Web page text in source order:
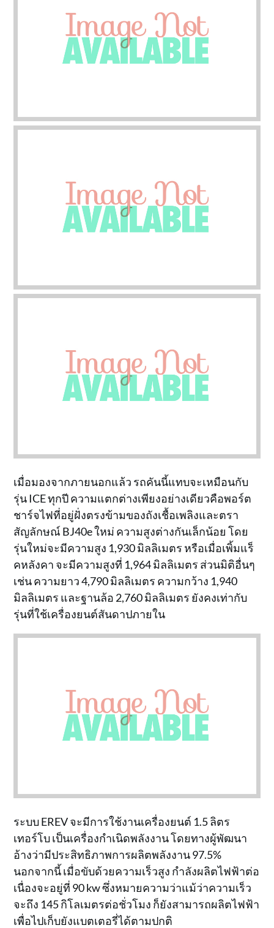
เมื่อมองจากภายนอกแล้ว รถคันนี้แทบจะเหมือนกับ
รุ่น ICE ทุกปี ความแตกต่างเพียงอย่างเดียวคือพอร์ต
ชาร์จไฟที่อยู่ฝั่งตรงข้ามของถังเชื้อเพลิงและตรา
สัญลักษณ์ BJ40e ใหม่ ความสูงต่างกันเล็กน้อย โดย
รุ่นใหม่จะมีความสูง 1,930 มิลลิเมตร หรือเมื่อเพิ้มแร็
คหลังคา จะมีความสูงที่ 1,964 มิลลิเมตร ส่วนมิติอื่นๆ
เช่น ความยาว 4,790 มิลลิเมตร ความกว้าง 1,940
มิลลิเมตร และฐานล้อ 2,760 มิลลิเมตร ยังคงเท่ากับ
รุ่นที่ใช้เครื่องยนต์สันดาปภายใน
ระบบ EREV จะมีการใช้งานเครื่องยนต์ 1.5 ลิตร
เทอร์โบ เป็นเครื่องกำเนิดพลังงาน โดยทางผู้พัฒนา
อ้างว่ามีประสิทธิภาพการผลิตพลังงาน 97.5%
นอกจากนี้ เมื่อขับด้วยความเร็วสูง กำลังผลิตไฟฟ้าต่อ
เนื่องจะอยู่ที่ 90 kw ซึ่งหมายความว่าแม้ว่าความเร็ว
จะถึง 145 กิโลเมตรต่อชั่วโมง ก็ยังสามารถผลิตไฟฟ้า
เพื่อไปเก็บยังแบตเตอรี่ได้ตามปกติ